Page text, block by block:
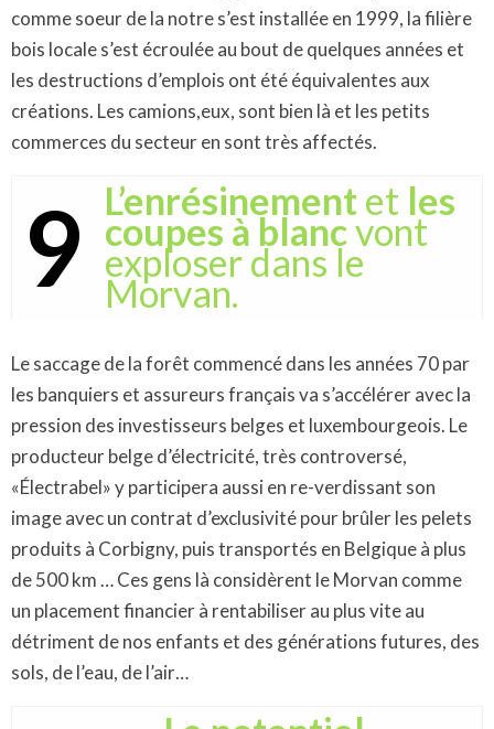
comme soeur de la notre s’est installée en 1999, la filière
bois locale s’est écroulée au bout de quelques années et
les destructions d’emplois ont été équivalentes aux
créations. Les camions,eux, sont bien là et les petits
commerces du secteur en sont très affectés.
9 L’enrésinement et les
coupes à blancvont
exploser dans le
Morvan.
Le saccage de la forêt commencé dans les années 70 par
les banquiers et assureurs français va s’accélérer avec la
pression des investisseurs belges et luxembourgeois. Le
producteur belge d’électricité, très controversé,
«Électrabel» y participera aussi en re-verdissant son
image avec un contrat d’exclusivité pour brûler les pelets
produits à Corbigny, puis transportés en Belgique à plus
de 500 km … Ces gens là considèrent le Morvan comme
un placement financier à rentabiliser au plus vite au
détriment de nos enfants et des générations futures, des
sols, de l’eau, de l’air…